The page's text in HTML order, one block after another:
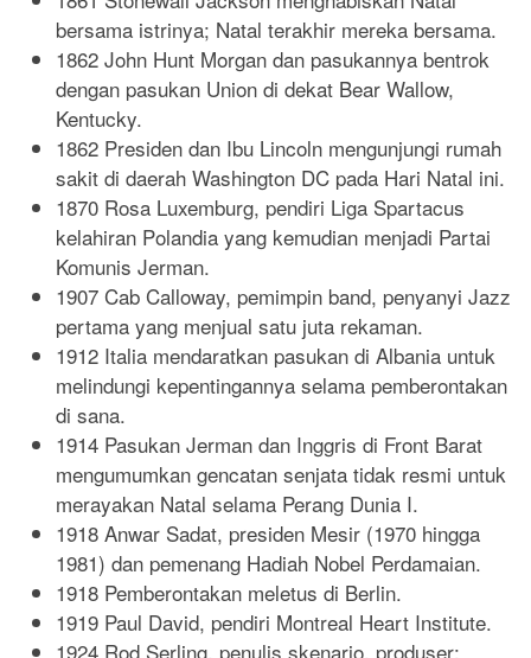
bersama istrinya; Natal terakhir mereka bersama.
1862 John Hunt Morgan dan pasukannya bentrok
dengan pasukan Union di dekat Bear Wallow,
Kentucky.
1862 Presiden dan Ibu Lincoln mengunjungi rumah
sakit di daerah Washington DC pada Hari Natal ini.
1870 Rosa Luxemburg, pendiri Liga Spartacus
kelahiran Polandia yang kemudian menjadi Partai
Komunis Jerman.
1907 Cab Calloway, pemimpin band, penyanyi Jazz
pertama yang menjual satu juta rekaman.
1912 Italia mendaratkan pasukan di Albania untuk
melindungi kepentingannya selama pemberontakan
di sana.
1914 Pasukan Jerman dan Inggris di Front Barat
mengumumkan gencatan senjata tidak resmi untuk
merayakan Natal selama Perang Dunia I.
1918 Anwar Sadat, presiden Mesir (1970 hingga
1981) dan pemenang Hadiah Nobel Perdamaian.
1918 Pemberontakan meletus di Berlin.
1919 Paul David, pendiri Montreal Heart Institute.
1924 Rod Serling, penulis skenario, produser;